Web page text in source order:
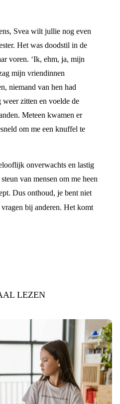
Svea wilt jullie nog even
Het was doodstil in de
voren. ‘Ik, ehm, ja, mijn
mijn vriendinnen
niemand van hen had
weer zitten en voelde de
Meteen kwamen er
om me een knuffel te
onverwachts en lastig
van mensen om me heen
Dus onthoud, je bent niet
vragen bij anderen. Het komt
LEZEN